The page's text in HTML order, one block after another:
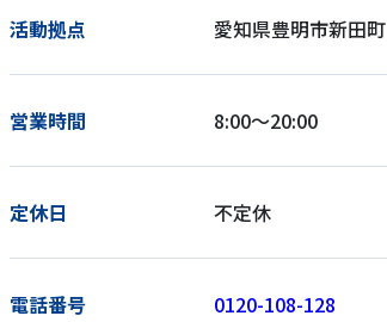
活動拠点 愛知県豊明市新田町
営業時間 8:00～20:00
定休日 不定休
電話番号
0120-108-128